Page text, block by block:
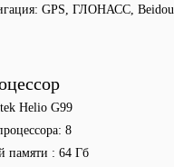
GPS, ГЛОНАСС, Beidou,
Helio G99
8
памяти
64 Гб